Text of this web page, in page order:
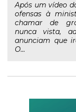
Após um vídeo
ofensas à
chamar de
nunca vista,
anunciam que
O...